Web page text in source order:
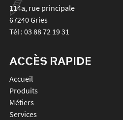
114a, rue principale
67240Gries
Tél : 03 88 72 19 31
ACCÈS RAPIDE
Accueil
Produits
Métiers
Services